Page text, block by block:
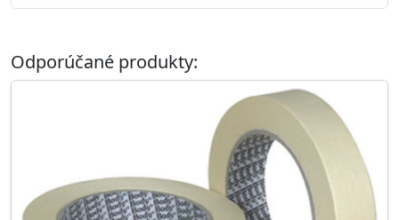
Odporúčané produkty: